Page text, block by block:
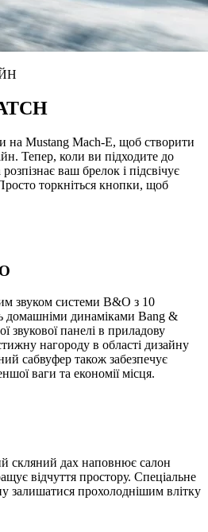
на Mustang Mach-E, щоб створити
Тепер, коли ви підходите до
ваш брелок і підсвічує
торкніться кнопки, щоб
звуком системи B&O з 10
домашніми динаміками Bang &
звукової панелі в приладову
нагороду в області дизайну
сабвуфер також забезпечує
ваги та економії місця.
скляний дах наповнює салон
відчуття простору. Спеціальне
залишатися прохолоднішим влітку